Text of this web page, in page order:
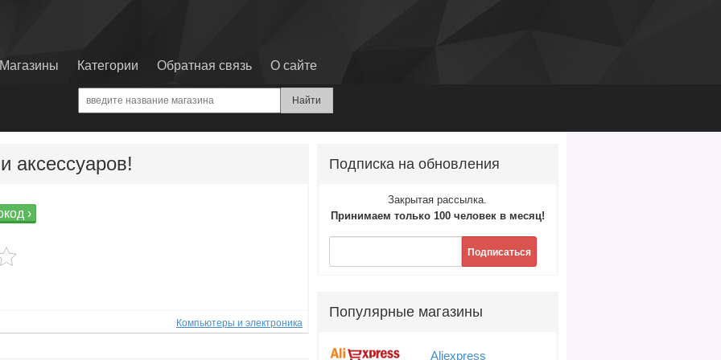
Магазины Категории Обратная связь О сайте
аксессуаров!
›
Компьютеры и электроника
Подписка на обновления
Закрытая рассылка.
Принимаем только 100 человек в месяц!
Подписаться
Популярные магазины
Aliexpress